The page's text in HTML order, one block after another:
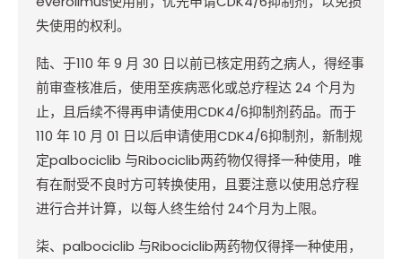
失使用的权利。
陆、于110 年9 月 30 日以前已核定用药之病人，得经事
前审查核准后，使用至疾病恶化或总疗程达 24 个月为
止，且后续不得再申请使用CDK4/6抑制剂药品。而于
110 年10 月 01 日以后申请使用CDK4/6抑制剂，新制规
定palbociclib 与Ribociclib两药物仅得择一种使用，唯
有在耐受不良时方可转换使用，且要注意以使用总疗程
进行合并计算，以每人终生给付24个月为上限。
柒、 palbociclib 与Ribociclib两药物仅得择一种使用，